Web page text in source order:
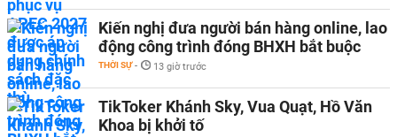
Kiến nghị đưa người bán hàng online, lao
động công trình đóng BHXH bắt buộc
THỜI SỰ - 13 giờ trước
TikToker Khánh Sky, Vua Quạt, Hồ Văn
Khoa bị khởi tố